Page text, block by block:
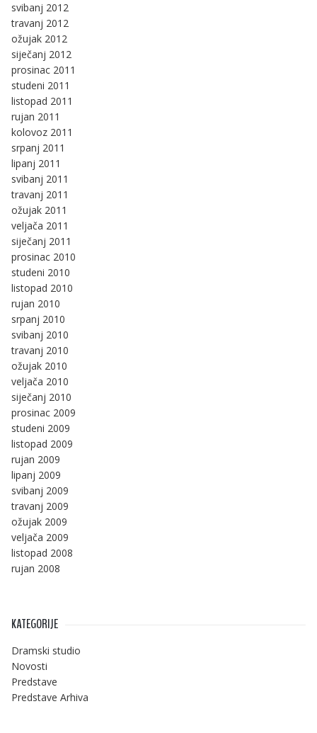
svibanj 2012
travanj 2012
ožujak 2012
siječanj 2012
prosinac 2011
studeni 2011
listopad 2011
rujan 2011
kolovoz 2011
srpanj 2011
lipanj 2011
svibanj 2011
travanj 2011
ožujak 2011
veljača 2011
siječanj 2011
prosinac 2010
studeni 2010
listopad 2010
rujan 2010
srpanj 2010
svibanj 2010
travanj 2010
ožujak 2010
veljača 2010
siječanj 2010
prosinac 2009
studeni 2009
listopad 2009
rujan 2009
lipanj 2009
svibanj 2009
travanj 2009
ožujak 2009
veljača 2009
listopad 2008
rujan 2008
KATEGORIJE
Dramski studio
Novosti
Predstave
Predstave Arhiva